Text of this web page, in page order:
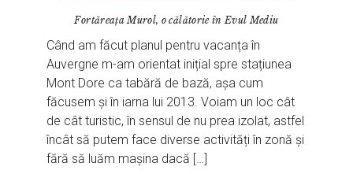
Fortăreața Murol, o călătorie în Evul Mediu
Când am făcut planul pentru vacanța în
Auvergne m-am orientat inițial spre stațiunea
Mont Dore ca tabără de bază, așa cum
făcusem și în iarna lui 2013. Voiam un loc cât
de cât turistic, în sensul de nu prea izolat, astfel
încât să putem face diverse activități în zonă și
fără să luăm mașina dacă […]